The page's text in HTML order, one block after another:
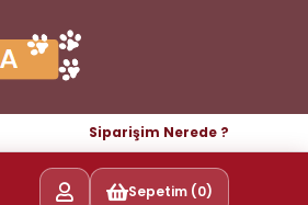
Siparişim Nerede ?
Sepetim (0)